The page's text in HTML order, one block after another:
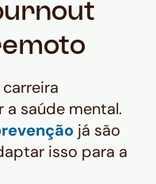
saúde mental.
já são
isso para a